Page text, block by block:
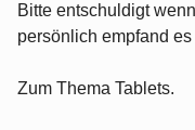
Bitte entschuldigt
persönlich empfand es
Zum Thema Tablets.